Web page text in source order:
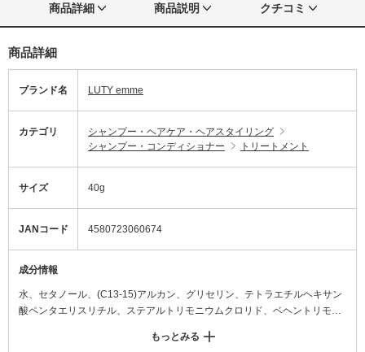
商品詳細 商品説明 クチコミ
商品詳細
ブランド名 LUTY emme
カテゴリ
シャンプー・ヘアケア・ヘアスタイリング
シャンプー・コンディショナー
トリートメント
サイズ 40g
JANコード 4580723060674
成分情報
水、セタノール、(C13-15)アルカン、グリセリン、テトラエチルヘキサン
酸ペンタエリスリチル、ステアルトリモニウムクロリド、ベヘントリモニ
テアロイル加水分解コラーゲン、イソステアロイル加水分解シルク、ラミ
もっとみる